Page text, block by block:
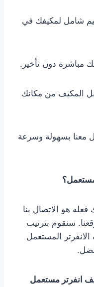
شامل لمكيفك في
مباشرة دون تأخير.
المكيف من مكانك
معنا بسهولة وسرعة
هو الاتصال بنا
سنقوم بترتيب
المستعمل
انفرتر مستعمل